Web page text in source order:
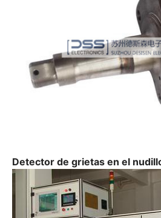
Detector de grietas en el